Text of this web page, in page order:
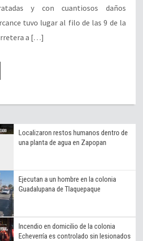
y con cuantiosos daños
tuvo lugar al filo de las 9 de la
a […]
Localizaron restos humanos dentro de
una planta de agua en Zapopan
Ejecutan a un hombre en la colonia
Guadalupana de Tlaquepaque
Incendio en domicilio de la colonia
Echeverría es controlado sin lesionados